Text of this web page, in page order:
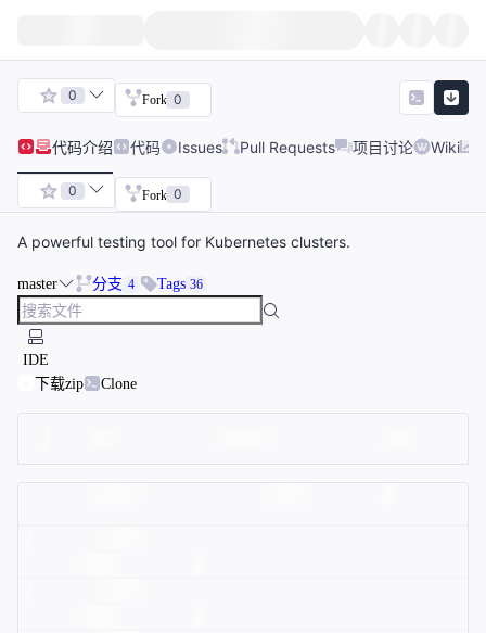
0 Fork 0
代码介绍 代码 Issues Pull Requests 项目讨论 Wiki
0 Fork 0
A powerful testing tool for Kubernetes clusters.
master 分支 4 Tags 36
IDE
下载zip
Clone